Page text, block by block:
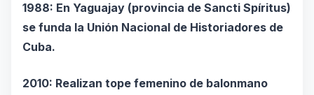
1988: En Yaguajay (provincia de Sancti Spíritus)
se funda la Unión Nacional de Historiadores de
Cuba.
2010: Realizan tope femenino de balonmano